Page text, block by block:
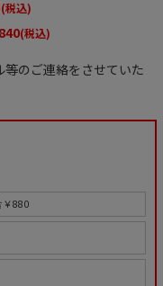
(税込)
(税込)
のご連絡をさせていた
￥880